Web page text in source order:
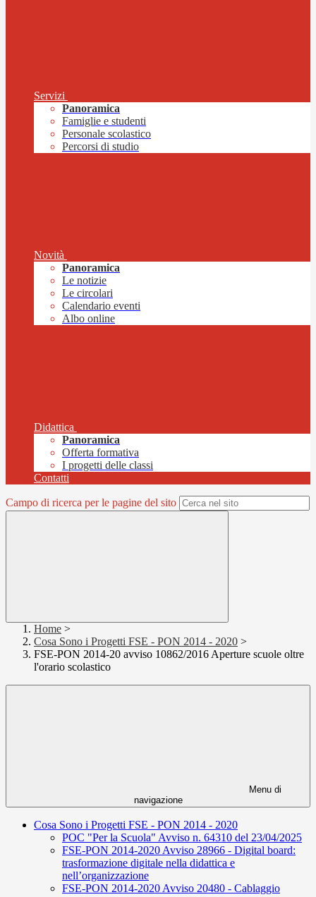
Servizi
Panoramica
Famiglie e studenti
Personale scolastico
Percorsi di studio
Novità
Panoramica
Le notizie
Le circolari
Calendario eventi
Albo online
Didattica
Panoramica
Offerta formativa
I progetti delle classi
Contatti
Campo di ricerca per le pagine del sito
Home >
Cosa Sono i Progetti FSE - PON 2014 - 2020 >
FSE-PON 2014-20 avviso 10862/2016 Aperture scuole oltre
l'orario scolastico
Menu di
navigazione
Cosa Sono i Progetti FSE - PON 2014 - 2020
POC "Per la Scuola" Avviso n. 64310 del 23/04/2025
FSE-PON 2014-2020 Avviso 28966 - Digital board:
trasformazione digitale nella didattica e
nell’organizzazione
FSE-PON 2014-2020 Avviso 20480 - Cablaggio